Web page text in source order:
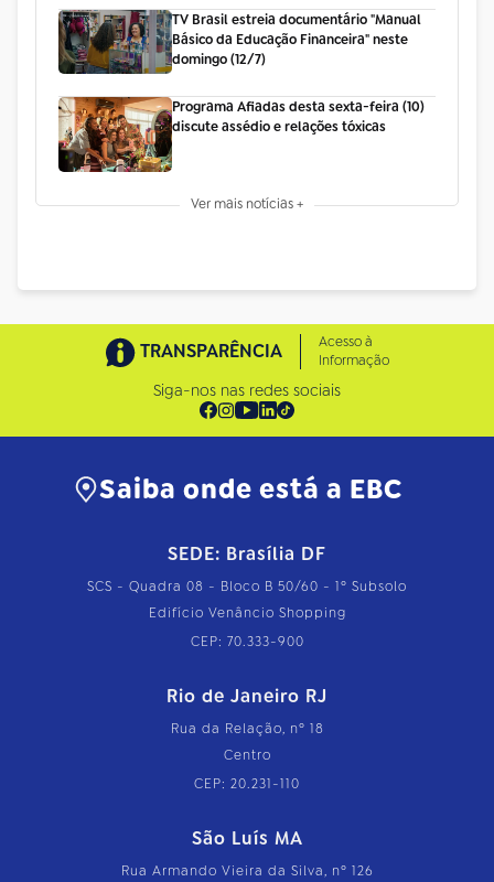
TV Brasil estreia documentário "Manual
Básico da Educação Financeira" neste
domingo (12/7)
Programa Afiadas desta sexta-feira (10)
discute assédio e relações tóxicas
Ver mais notícias +
TRANSPARÊNCIA
Acesso à
Informação
Siga-nos nas redes sociais
Saiba onde está a EBC
SEDE: Brasília DF
SCS - Quadra 08 - Bloco B 50/60 - 1º Subsolo
Edifício Venâncio Shopping
CEP: 70.333-900
Rio de Janeiro RJ
Rua da Relação, nº 18
Centro
CEP: 20.231-110
São Luís MA
Rua Armando Vieira da Silva, nº 126